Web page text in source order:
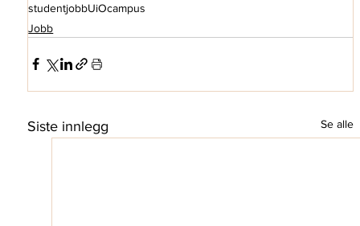
studentjobbUiOcampus
Jobb
Siste innlegg Se alle